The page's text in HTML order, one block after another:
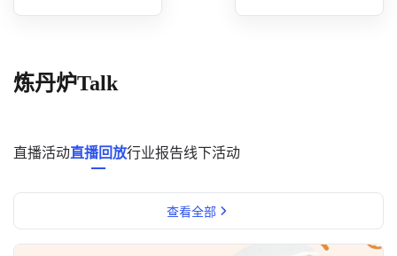
数据中心
消费者说
解决方案
金融市场解决方案
炼丹炉Talk
直播活动直播回放行业报告线下活动
查看全部